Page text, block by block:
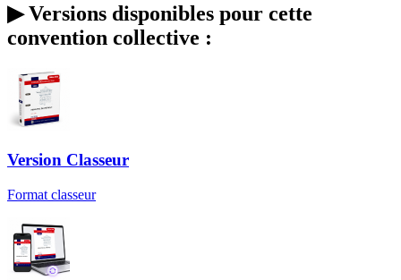
▶Versions disponibles pour cette
convention collective :
Version Classeur
Format classeur